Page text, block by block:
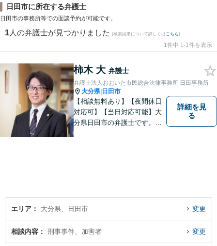
日田市に所在する弁護士
日田市の事務所等での面談予約が可能です。
1 人の弁護士が見つかりました (検索結果について詳しくは こちら)
1件中 1-1件を表示
柿木 大 弁護士
弁護士法人おおいた市民総合法律事務所 日田事務所
大分県| 日田市
【相談無料あり】【夜間休日
対応可】【当日対応可能】大
分県日田市の弁護士です。離
詳細を見
る
エリア 大分県、日田市 変更
相談内容 刑事事件、加害者 変更